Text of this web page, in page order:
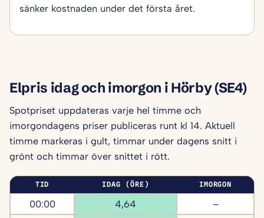
sänker kostnaden under det första året.
Elpris idag och imorgon i Hörby (SE4)
Spotpriset uppdateras varje hel timme och
imorgondagens priser publiceras runt kl 14. Aktuell
timme markeras i gult, timmar under dagens snitt i
grönt och timmar över snittet i rött.
TID IDAG (ÖRE) IMORGON
00:00 4,64
–